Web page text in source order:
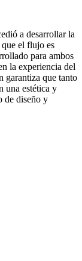
a desarrollar la
el flujo es
para ambos
la experiencia del
garantiza que tanto
una estética y
de diseño y